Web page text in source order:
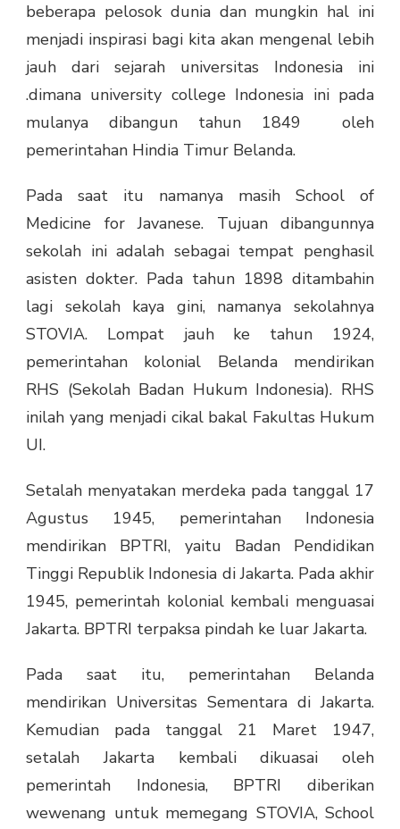
beberapa pelosok dunia dan mungkin hal ini
menjadi inspirasi bagi kita akan mengenal lebih
jauh dari sejarah universitas Indonesia ini
.dimana university college Indonesia ini pada
mulanya dibangun tahun 1849 oleh
pemerintahan Hindia Timur Belanda.
Pada saat itu namanya masih School of
Medicine for Javanese. Tujuan dibangunnya
sekolah ini adalah sebagai tempat penghasil
asisten dokter. Pada tahun 1898 ditambahin
lagi sekolah kaya gini, namanya sekolahnya
STOVIA. Lompat jauh ke tahun 1924,
pemerintahan kolonial Belanda mendirikan
RHS (Sekolah Badan Hukum Indonesia). RHS
inilah yang menjadi cikal bakal Fakultas Hukum
UI.
Setalah menyatakan merdeka pada tanggal 17
Agustus 1945, pemerintahan Indonesia
mendirikan BPTRI, yaitu Badan Pendidikan
Tinggi Republik Indonesia di Jakarta. Pada akhir
1945, pemerintah kolonial kembali menguasai
Jakarta. BPTRI terpaksa pindah ke luar Jakarta.
Pada saat itu, pemerintahan Belanda
mendirikan Universitas Sementara di Jakarta.
Kemudian pada tanggal 21 Maret 1947,
setalah Jakarta kembali dikuasai oleh
pemerintah Indonesia, BPTRI diberikan
wewenang untuk memegang STOVIA, School